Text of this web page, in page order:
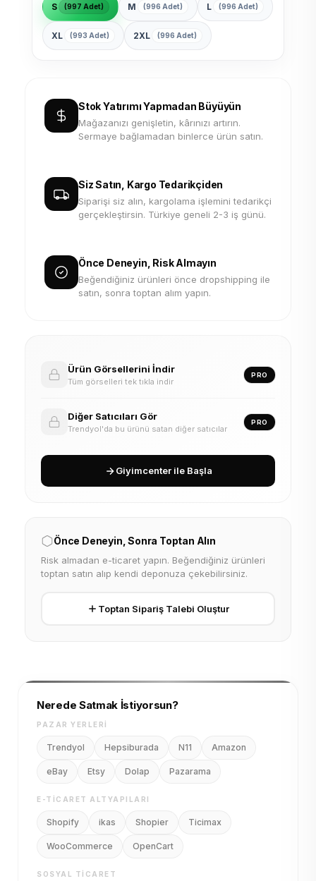
S (997 Adet) M (996 Adet) L (996 Adet)
XL (993 Adet) 2XL (996 Adet)
Stok Yatırımı Yapmadan Büyüyün
Mağazanızı genişletin, kârınızı artırın.
Sermaye bağlamadan binlerce ürün satın.
Siz Satın, Kargo Tedarikçiden
Siparişi siz alın, kargolama işlemini tedarikçi
gerçekleştirsin. Türkiye geneli 2-3 iş günü.
Önce Deneyin, Risk Almayın
Beğendiğiniz ürünleri önce dropshipping ile
satın, sonra toptan alım yapın.
Ürün Görsellerini İndir
Tüm görselleri tek tıkla indir
PRO
Diğer Satıcıları Gör
Trendyol'da bu ürünü satan diğer satıcılar
PRO
Giyimcenter ile Başla
Önce Deneyin, Sonra Toptan Alın
Risk almadan e-ticaret yapın. Beğendiğiniz ürünleri
toptan satın alıp kendi deponuza çekebilirsiniz.
Toptan Sipariş Talebi Oluştur
Nerede Satmak İstiyorsun?
PAZAR YERLERI
Trendyol Hepsiburada N11 Amazon
eBay Etsy Dolap Pazarama
E-TICARET ALTYAPILARI
Shopify ikas Shopier Ticimax
WooCommerce OpenCart
SOSYAL TICARET